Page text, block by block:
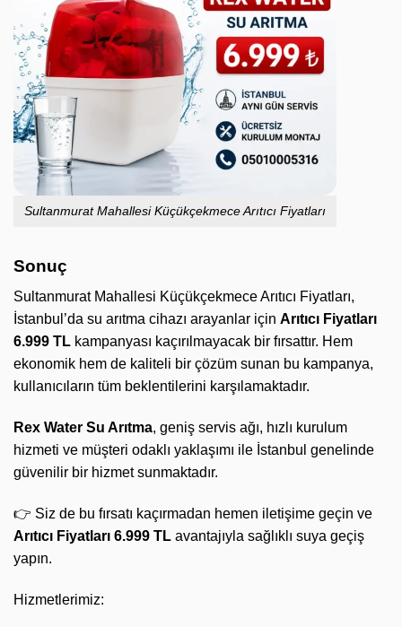
Sultanmurat Mahallesi Küçükçekmece Arıtıcı Fiyatları
Sonuç
Sultanmurat Mahallesi Küçükçekmece Arıtıcı Fiyatları,
İstanbul’da su arıtma cihazı arayanlar için Arıtıcı Fiyatları
6.999 TL kampanyası kaçırılmayacak bir fırsattır. Hem
ekonomik hem de kaliteli bir çözüm sunan bu kampanya,
kullanıcıların tüm beklentilerini karşılamaktadır.
Rex Water Su Arıtma, geniş servis ağı, hızlı kurulum
hizmeti ve müşteri odaklı yaklaşımı ile İstanbul genelinde
güvenilir bir hizmet sunmaktadır.
👉 Siz de bu fırsatı kaçırmadan hemen iletişime geçin ve
Arıtıcı Fiyatları 6.999 TL avantajıyla sağlıklı suya geçiş
yapın.
Hizmetlerimiz: